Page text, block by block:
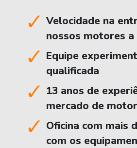
Velocidade na
nossos motores
Equipe
qualificada
13 anos de
mercado de
Oficina com mais
com os